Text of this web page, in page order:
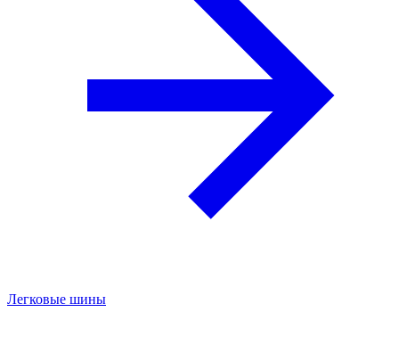
Легковые шины